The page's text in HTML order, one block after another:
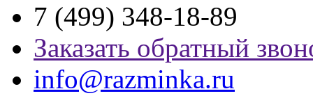
7 (499) 348-18-89
Заказать обратный
info@razminka.ru